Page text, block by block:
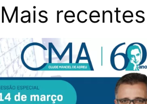
Mais recentes